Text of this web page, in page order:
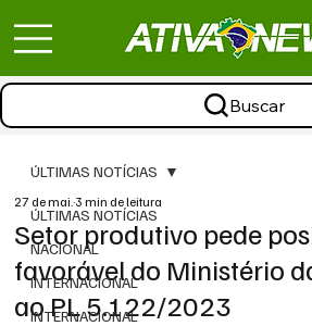
Buscar
ÚLTIMAS NOTÍCIAS
NACIONAL
INTERNACIONAL
INTERNACIONAL
ÚLTIMAS NOTÍCIAS
Setor produtivo pede
favorável do Ministério
ao PL 5.122/2023
27 de mai.3 min de leitura